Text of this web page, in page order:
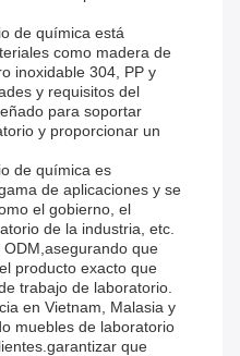
de química está
como madera de
inoxidable 304, PP y
y requisitos del
para soportar
y proporcionar un
de química es
de aplicaciones y se
el gobierno, el
de la industria, etc.
que
producto exacto que
trabajo de laboratorio.
en Vietnam, Malasia y
muebles de laboratorio
que